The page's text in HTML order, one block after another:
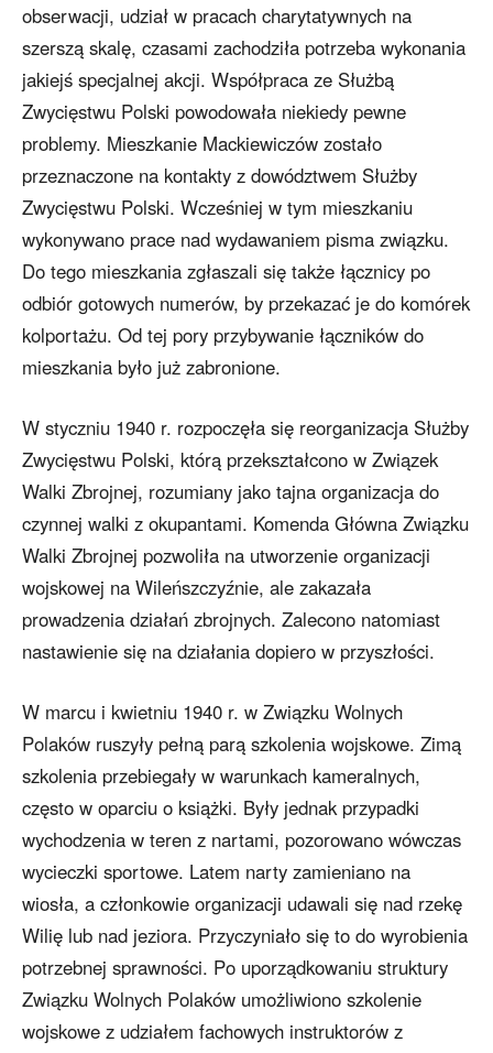
obserwacji, udział w pracach charytatywnych na
szerszą skalę, czasami zachodziła potrzeba wykonania
jakiejś specjalnej akcji. Współpraca ze Służbą
Zwycięstwu Polski powodowała niekiedy pewne
problemy. Mieszkanie Mackiewiczów zostało
przeznaczone na kontakty z dowództwem Służby
Zwycięstwu Polski. Wcześniej w tym mieszkaniu
wykonywano prace nad wydawaniem pisma związku.
Do tego mieszkania zgłaszali się także łącznicy po
odbiór gotowych numerów, by przekazać je do komórek
kolportażu. Od tej pory przybywanie łączników do
mieszkania było już zabronione.
W styczniu 1940 r. rozpoczęła się reorganizacja Służby
Zwycięstwu Polski, którą przekształcono w Związek
Walki Zbrojnej, rozumiany jako tajna organizacja do
czynnej walki z okupantami. Komenda Główna Związku
Walki Zbrojnej pozwoliła na utworzenie organizacji
wojskowej na Wileńszczyźnie, ale zakazała
prowadzenia działań zbrojnych. Zalecono natomiast
nastawienie się na działania dopiero w przyszłości.
W marcu i kwietniu 1940 r. w Związku Wolnych
Polaków ruszyły pełną parą szkolenia wojskowe. Zimą
szkolenia przebiegały w warunkach kameralnych,
często w oparciu o książki. Były jednak przypadki
wychodzenia w teren z nartami, pozorowano wówczas
wycieczki sportowe. Latem narty zamieniano na
wiosła, a członkowie organizacji udawali się nad rzekę
Wilię lub nad jeziora. Przyczyniało się to do wyrobienia
potrzebnej sprawności. Po uporządkowaniu struktury
Związku Wolnych Polaków umożliwiono szkolenie
wojskowe z udziałem fachowych instruktorów z